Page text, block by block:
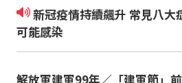
新冠疫情持續飆升 常見八大症狀 沒發燒也
可能感染
解放軍建軍99年／「建軍節」